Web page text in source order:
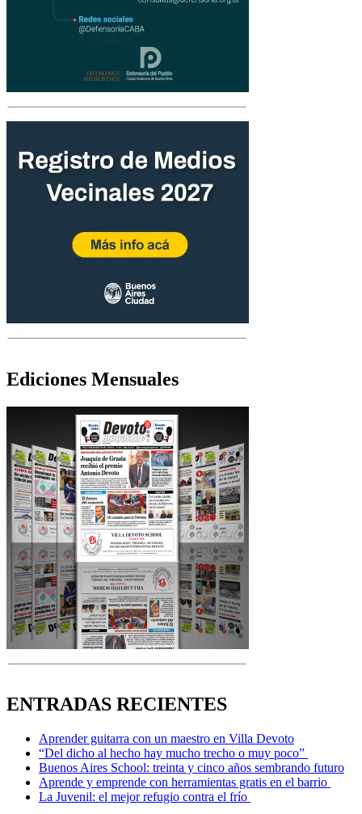
Ediciones Mensuales
ENTRADAS RECIENTES
Aprender guitarra con un maestro en Villa Devoto
“Del dicho al hecho hay mucho trecho o muy poco”
Buenos Aires School: treinta y cinco años sembrando futuro
Aprende y emprende con herramientas gratis en el barrio
La Juvenil: el mejor refugio contra el frío